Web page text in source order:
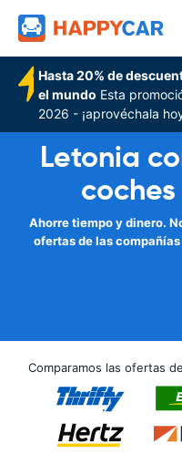
Hasta 20% de
el mundo Esta
2026 - ¡aprovéchala
Letonia
Ahorre tiempo y dinero.
ofertas de las
Comparamos las ofertas